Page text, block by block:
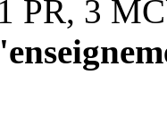
PR, 3